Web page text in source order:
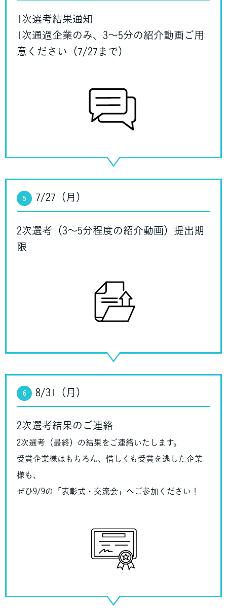
1次選考結果通知
1次通過企業のみ、3〜5分の紹介動画ご用
意ください（7/27まで）
5 7/27（月）
2次選考（3〜5分程度の紹介動画）提出期
限
6 8/31（月）
2次選考結果のご連絡
2次選考（最終）の結果をご連絡いたします。
受賞企業様はもちろん、惜しくも受賞を逃した企業
様も、
ぜひ9/9の「表彰式・交流会」へご参加ください！